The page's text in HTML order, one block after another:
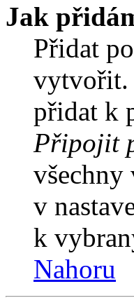
Jak
Přidat
vytvořit.
přidat k
Připojit
všechny
v
k
Nahoru